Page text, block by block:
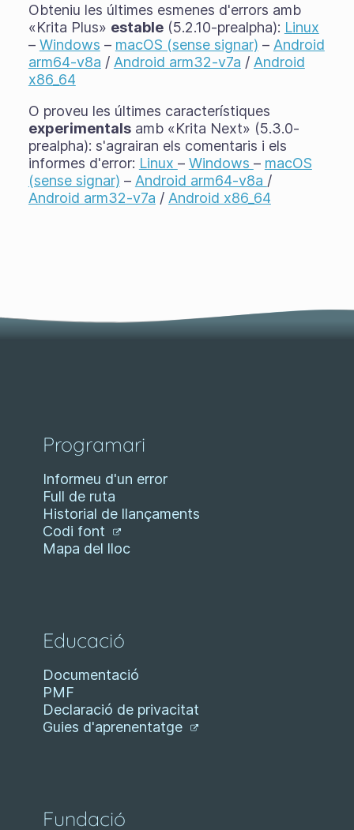
Obteniu les últimes esmenes d'errors amb
«Krita Plus» estable(5.2.10-prealpha): Linux
– Windows – macOS (sense signar) – Android
arm64-v8a / Android arm32-v7a / Android
x86_64
O proveu les últimes característiques
experimentalsamb «Krita Next» (5.3.0-
prealpha): s'agrairan els comentaris i els
informes d'error: Linux – Windows – macOS
(sense signar) – Android arm64-v8a /
Android arm32-v7a / Android x86_64
Programari
Informeu d'un error
Full de ruta
Historial de llançaments
Codi font
Mapa del lloc
Educació
Documentació
PMF
Declaració de privacitat
Guies d'aprenentatge
Fundació